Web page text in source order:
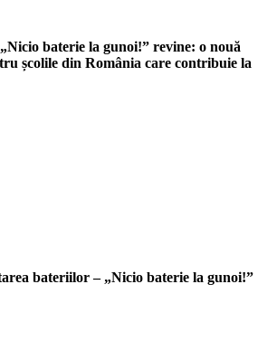
baterie la gunoi!” revine: o nouă
școlile din România care contribuie la
bateriilor – „Nicio baterie la gunoi!”